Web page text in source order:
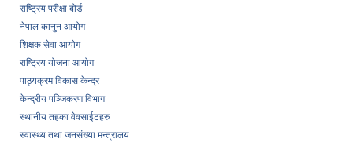
राष्ट्रिय परीक्षा बोर्ड
नेपाल कानुन आयोग
शिक्षक सेवा आयोग
राष्ट्रिय योजना आयोग
पाठ्यक्रम विकास केन्द्र
केन्द्रीय पञ्जिकरण विभाग
स्थानीय तहका वेवसाईटहरु
स्वास्थ्य तथा जनसंख्या मन्त्रालय